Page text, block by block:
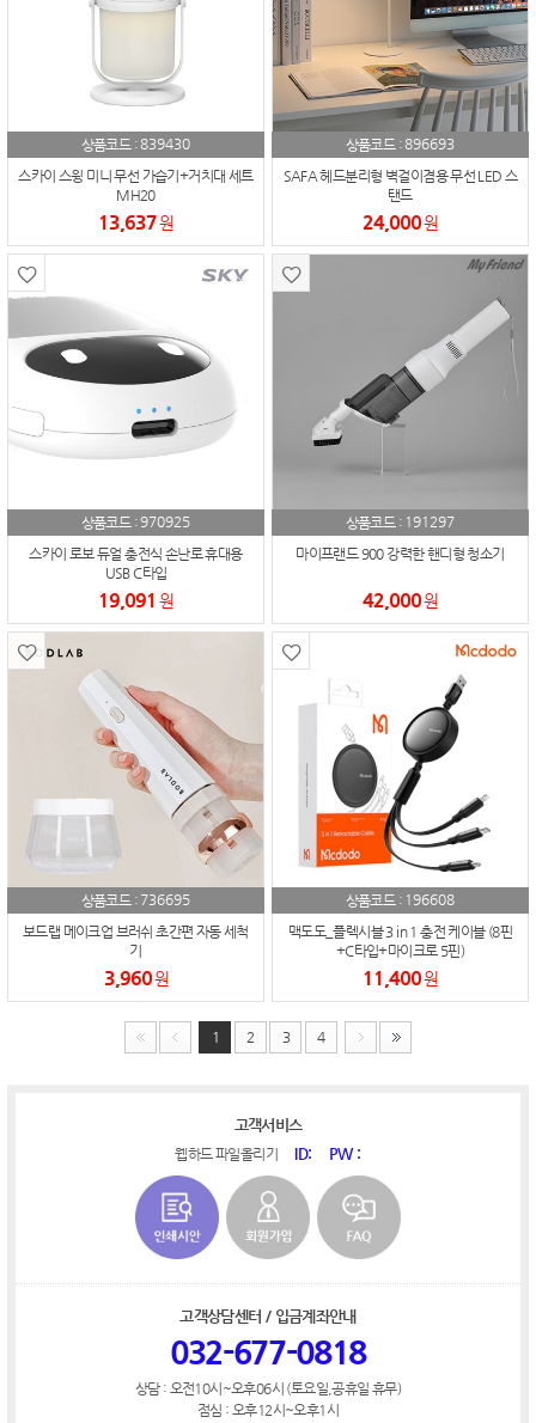
상품코드 :839430
스카이 스윙 미니 무선 가습기+거치대 세트
MH20
13,637원
상품코드 :896693
SAFA 헤드분리형 벽걸이겸용 무선 LED 스
탠드
24,000원
상품코드 :970925
스카이 로보 듀얼 충전식 손난로 휴대용
USB C타입
19,091 원
상품코드 : 191297
마이프랜드 900 강력한 핸디형 청소기
42,000원
상품코드 : 736695
보드랩 메이크업 브러쉬 초간편 자동 세척
기
3,960원
상품코드 : 196608
맥도도_플렉시블 3 in 1 충전 케이블 (8핀
+C타입+마이크로 5핀)
11,400원
1 2 3 4
고객서비스
웹하드 파일올리기 ID: PW :
고객상담센터 / 입금계좌안내
032-677-0818
상담 : 오전10시~오후06시 (토요일,공휴일 휴무)
점심 : 오후12시~오후1시